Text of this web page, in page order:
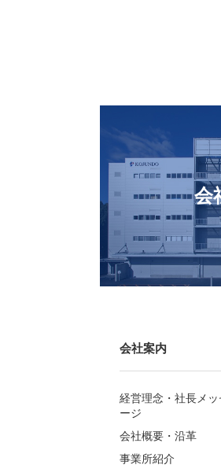
会
会社案内
経営理念・社長メッ
ージ
会社概要・沿革
事業所紹介